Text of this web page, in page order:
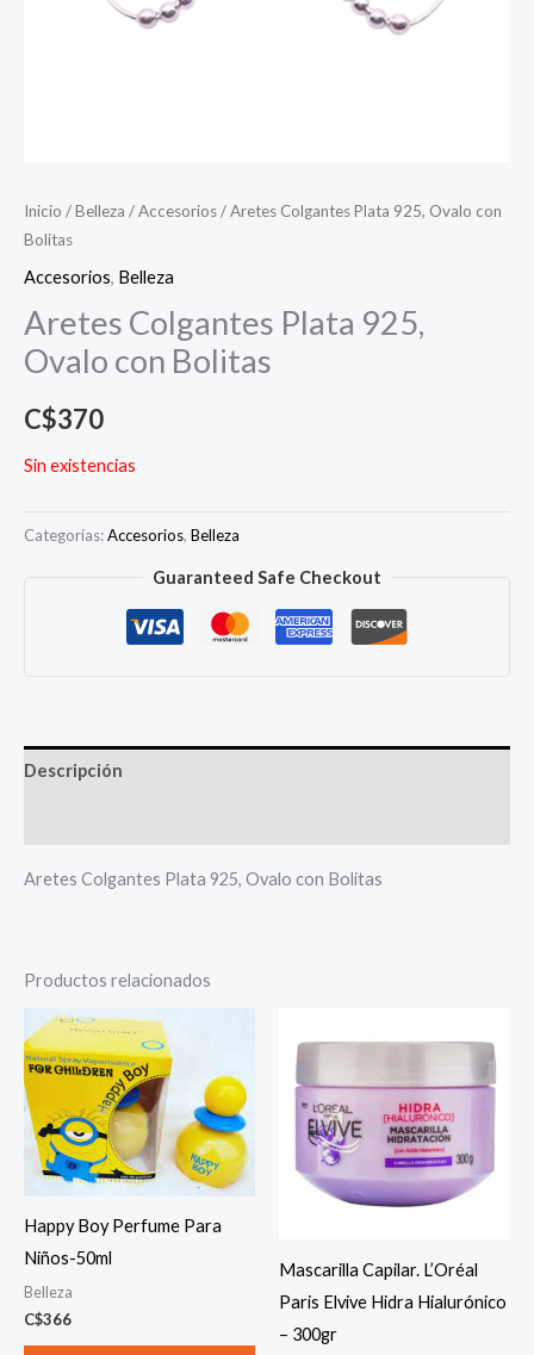
Inicio /Belleza /Accesorios/ Aretes Colgantes Plata 925, Ovalo con
Bolitas
Accesorios, Belleza
Aretes Colgantes Plata 925,
Ovalo con Bolitas
C$370
Sin existencias
Categorías:Accesorios, Belleza
Guaranteed Safe Checkout
Descripción
Aretes Colgantes Plata 925, Ovalo con Bolitas
Productos relacionados
Happy Boy Perfume Para
Niños-50ml
Belleza
C$366
Mascarilla Capilar. L’Oréal
Paris Elvive Hidra Hialurónico
– 300gr